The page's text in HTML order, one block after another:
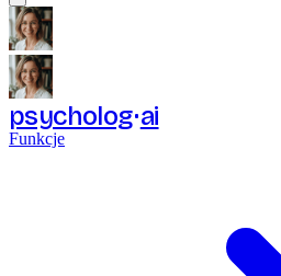
psycholog ai
Funkcje